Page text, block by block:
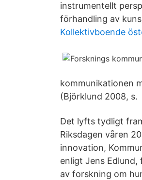
instrumentellt
förhandling av
Kollektivboende
kommunikationen
(Björklund 2008, s.
Det lyfts tydligt
Riksdagen våren
innovation,
enligt Jens
av forskning om